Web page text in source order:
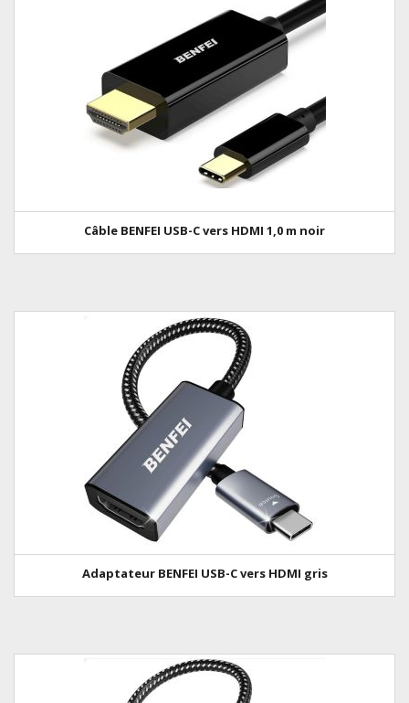
Câble BENFEI USB-C vers HDMI 1,0 m noir
Adaptateur BENFEI USB-C vers HDMI gris